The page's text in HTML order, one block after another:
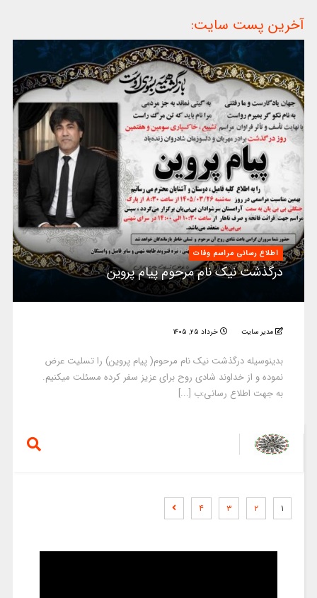
آخرین پست سایت:
اطلاع رسانی مراسم وفات
درگذشت نیک نام مرحوم پیام پروین
مدیر سایت خرداد ۲۵, ۱۴۰۵
بدینوسیله درگذشت نیک نام مرحوم( پیام پروین) را تسلیت عرض
نموده و از خداوند شادی روح برای عزیز سفر کرده مسئلت میکنیم.
به جهت اطلاع رسانی:ب [...]
۱ ۲ ۳ ۴